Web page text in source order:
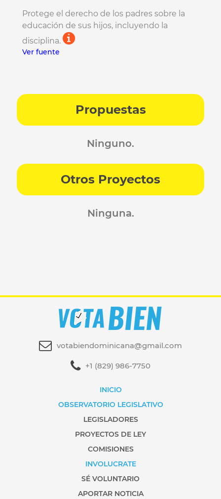
Protege el derecho de los padres sobre la
educación de sus hijos, incluyendo la
disciplina.
Ver fuente
Propuestas
Ninguno.
Otros Proyectos
Ninguna.
votabiendominicana@gmail.com
+1 (829) 986-7750
INICIO
OBSERVATORIO LEGISLATIVO
LEGISLADORES
PROYECTOS DE LEY
COMISIONES
INVOLUCRATE
SÉ VOLUNTARIO
APORTAR NOTICIA